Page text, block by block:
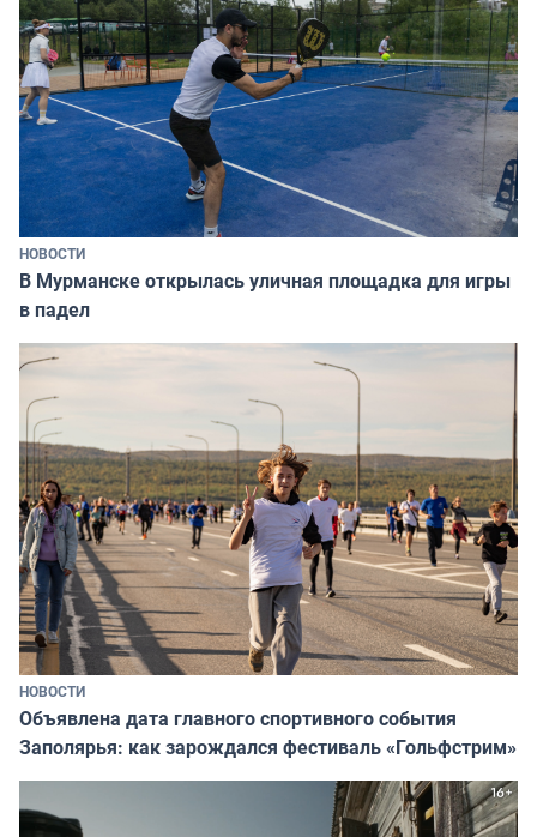
НОВОСТИ
В Мурманске открылась уличная площадка для игры
в падел
НОВОСТИ
Объявлена дата главного спортивного события
Заполярья: как зарождался фестиваль «Гольфстрим»